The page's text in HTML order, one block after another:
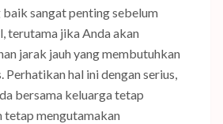
sangat penting sebelum
terutama jika Anda akan
jarak jauh yang membutuhkan
hal ini dengan serius,
bersama keluarga tetap
tetap mengutamakan